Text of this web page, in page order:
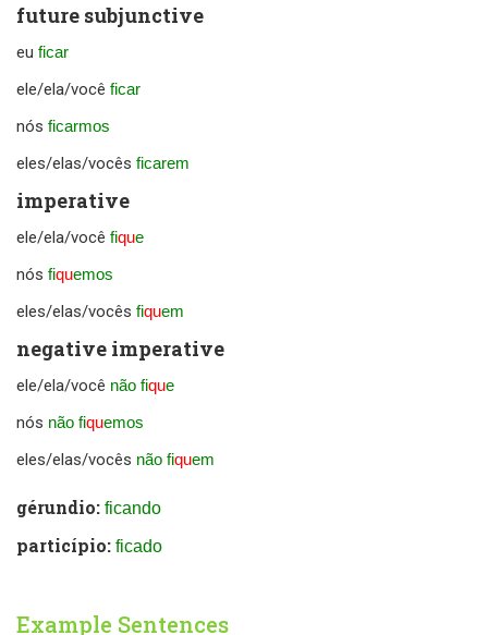
future subjunctive
eu ficar
ele/ela/você ficar
nós ficarmos
eles/elas/vocês ficarem
imperative
ele/ela/você fique
nós fiquemos
eles/elas/vocês fiquem
negative imperative
ele/ela/você não fique
nós não fiquemos
eles/elas/vocês não fiquem
gérundio: ficando
particípio: ficado
Example Sentences